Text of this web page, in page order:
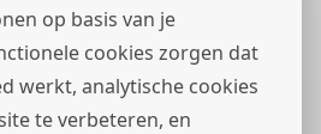
op basis van je
cookies zorgen dat
werkt, analytische cookies
te verbeteren, en